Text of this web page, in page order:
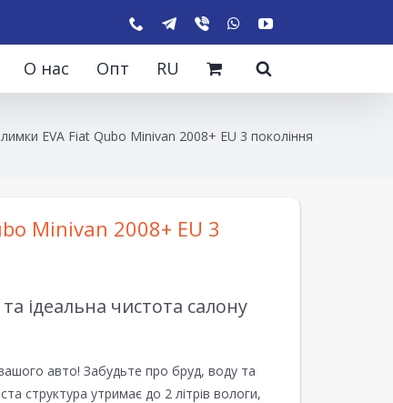
О нас Опт RU
EVA Fiat Qubo Minivan 2008+ EU 3 покоління
Minivan 2008+ EU 3
ідеальна чистота салону
авто! Забудьте про бруд, воду та
структура утримає до 2 літрів вологи,